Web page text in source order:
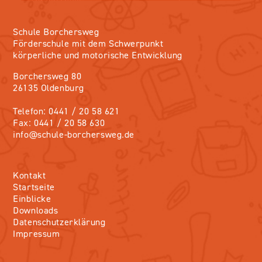
Schule Borchersweg
Förderschule mit dem Schwerpunkt
körperliche und motorische Entwicklung
Borchersweg 80
26135 Oldenburg
Telefon: 0441 / 20 58 621
Fax: 0441 / 20 58 630
info@schule-borchersweg.de
Kontakt
Startseite
Einblicke
Downloads
Datenschutzerklärung
Impressum